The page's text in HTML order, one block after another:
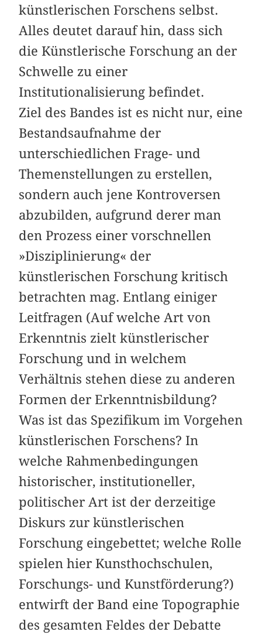
künstlerischen Forschens selbst.
Alles deutet darauf hin, dass sich
die Künstlerische Forschung an der
Schwelle zu einer
Institutionalisierung befindet.
Ziel des Bandes ist es nicht nur, eine
Bestandsaufnahme der
unterschiedlichen Frage- und
Themenstellungen zu erstellen,
sondern auch jene Kontroversen
abzubilden, aufgrund derer man
den Prozess einer vorschnellen
»Disziplinierung« der
künstlerischen Forschung kritisch
betrachten mag. Entlang einiger
Leitfragen (Auf welche Art von
Erkenntnis zielt künstlerischer
Forschung und in welchem
Verhältnis stehen diese zu anderen
Formen der Erkenntnisbildung?
Was ist das Spezifikum im Vorgehen
künstlerischen Forschens? In
welche Rahmenbedingungen
historischer, institutioneller,
politischer Art ist der derzeitige
Diskurs zur künstlerischen
Forschung eingebettet; welche Rolle
spielen hier Kunsthochschulen,
Forschungs- und Kunstförderung?)
entwirft der Band eine Topographie
des gesamten Feldes der Debatte